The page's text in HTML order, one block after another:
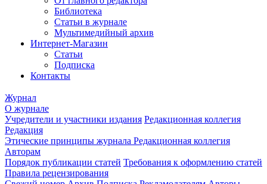
Библиотека
Статьи в журнале
Мультимедийный архив
Интернет-Магазин
Статьи
Подписка
Контакты
Журнал
О журнале
Учредители и участники издания Редакционная коллегия
Редакция
Этические принципы журнала Редакционная коллегия
Авторам
Порядок публикации статей Требования к оформлению статей
Правила рецензирования